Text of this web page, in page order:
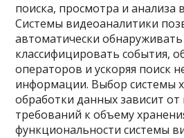
поиска, просмотра и анализа
Системы видеоаналитики
автоматически
классифицировать события,
операторов и ускоряя поиск
информации. Выбор системы
обработки данных зависит
требований к объему
функциональности системы